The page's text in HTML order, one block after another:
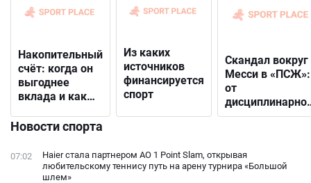
Накопительный
счёт: когда он
выгоднее
вклада и как
подходящий
Из каких
источников
финансируется
спорт
Скандал вокруг
Месси в «ПСЖ»:
от
решения до
фанатами
Новости спорта
07:02
Haier стала партнером AO 1 Point Slam, открывая
любительскому теннису путь на арену турнира «Большой
шлем»